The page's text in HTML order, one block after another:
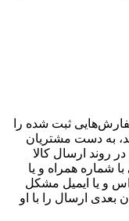
ثبت شده را
به دست مشتریان
روند ارسال کالا
شماره همراه و یا
و یا ایمیل مشکل
بعدی ارسال را با او